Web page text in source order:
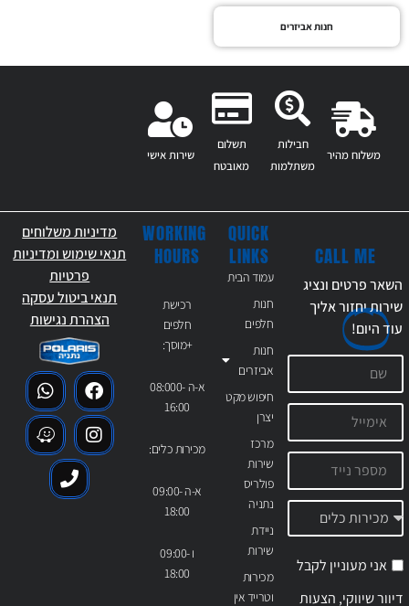
חנות אביזרים
משלוח מהיר
חבילות
משתלמות
תשלום
מאובטח
שירות אישי
QUICK
LINKS
עמוד הבית
חנות
חלפים
חנות
אביזרים
חיפוש מקט
יצרן
מרכז
שירות
פולריס
נתניה
ניידת
שירות
מכירות
וטרייד אין
WORKING
HOURS
רכישת
חלפים
+מוסך:
א-ה 08:000-
16:00
מכירות כלים:
א-ה 09:00-
18:00
ו 09:00-
18:00
CALL ME
השאר פרטים ונציג
שירות יחזור אליך
עודהיום!
אני מעוניין לקבל
דיוור שיווקי, הצעות
מדיניות משלוחים
תנאי שימוש ומדיניות
פרטיות
תנאי ביטול עסקה
הצהרת נגישות